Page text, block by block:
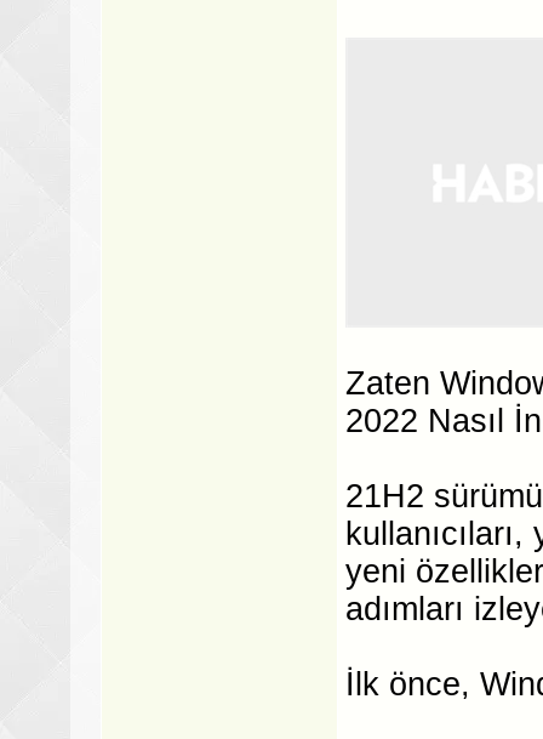
Zaten
2022 Nasıl
21H2
yeni
adımları
İlk önce,